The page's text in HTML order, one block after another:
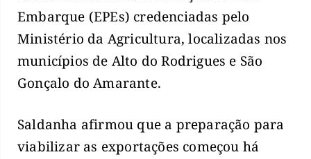
Embarque (EPEs) credenciadas pelo
Ministério da Agricultura, localizadas nos
municípios de Alto do Rodrigues e São
Gonçalo do Amarante.
Saldanha afirmou que a preparação para
viabilizar as exportações começou há